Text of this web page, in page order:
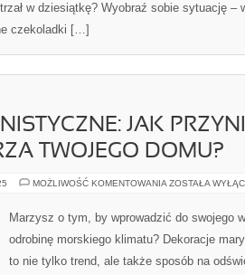
w dziesiątkę? Wyobraź sobie sytuację –
czekoladki […]
JAK
TWOJEGO DOMU?
MOŻLIWOŚĆ KOMENTOWANIA DEKORACJE
PRZYNIEŚĆ
OCEAN
WNĘTRZA
DOMU?
ZOSTAŁA
Marzysz o tym, by wprowadzić do swojego
odrobinę morskiego klimatu? Dekoracje
to nie tylko trend, ale także sposób na